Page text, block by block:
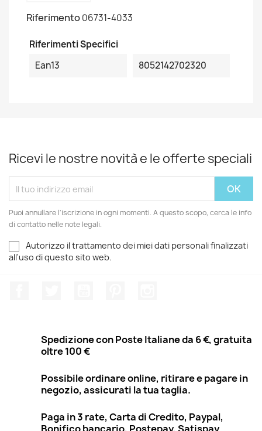
Riferimento06731-4033
Riferimenti Specifici
Ean13
8052142702320
Ricevi le nostre novità e le offerte speciali
Puoi annullare l'iscrizione in ogni momenti. A questo scopo, cerca le info
di contatto nelle note legali.
Autorizzo il trattamento dei miei dati personali finalizzati
all'uso di questo sito web.
Spedizione con Poste Italiane da 6 €, gratuita
oltre 100 €
Possibile ordinare online, ritirare e pagare in
negozio, assicurati la tua taglia.
Paga in 3 rate, Carta di Credito, Paypal,